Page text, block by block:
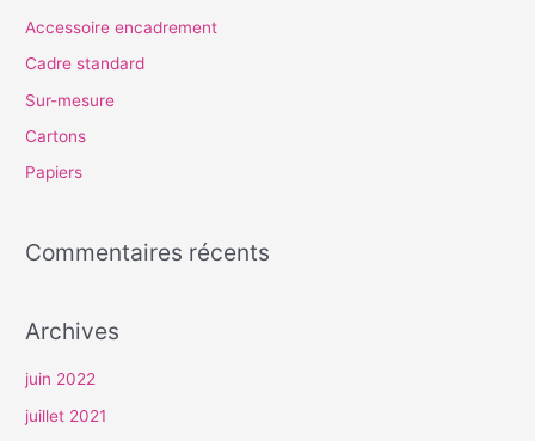
e
r
r
:
Accessoire encadrement
Cadre standard
Sur-mesure
Cartons
Papiers
Commentaires récents
Archives
juin 2022
juillet 2021